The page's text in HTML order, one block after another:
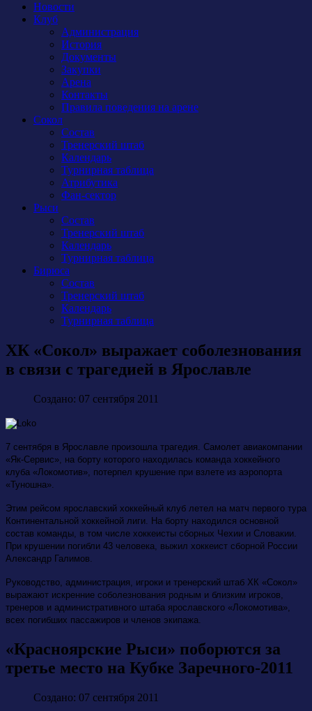
Новости
Клуб
Администрация
История
Документы
Закупки
Арена
Контакты
Правила поведения на арене
Сокол
Состав
Тренерский штаб
Календарь
Турнирная таблица
Атрибутика
Фан-сектор
Рыси
Состав
Тренерский штаб
Календарь
Турнирная таблица
Бирюса
Состав
Тренерский штаб
Календарь
Турнирная таблица
ХК «Сокол» выражает соболезнования
в связи с трагедией в Ярославле
Создано: 07 сентября 2011
7 сентября в Ярославле произошла трагедия. Самолет авиакомпании
«Як-Сервис», на борту которого находилась команда хоккейного
клуба «Локомотив», потерпел крушение при взлете из аэропорта
«Туношна».
Этим рейсом ярославский хоккейный клуб летел на матч первого тура
Континентальной хоккейной лиги. На борту находился основной
состав команды, в том числе хоккеисты сборных Чехии и Словакии.
При крушении погибли 43 человека, выжил хоккеист сборной России
Александр Галимов.
Руководство, администрация, игроки и тренерский штаб ХК «Сокол»
выражают искренние соболезнования родным и близким игроков,
тренеров и административного штаба ярославского «Локомотива»,
всех погибших пассажиров и членов экипажа.
«Красноярские Рыси» поборются за
третье место на Кубке Заречного-2011
Создано: 07 сентября 2011